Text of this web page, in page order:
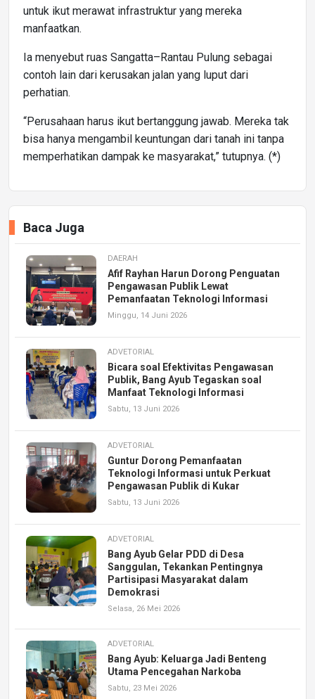
untuk ikut merawat infrastruktur yang mereka
manfaatkan.
Ia menyebut ruas Sangatta–Rantau Pulung sebagai
contoh lain dari kerusakan jalan yang luput dari
perhatian.
“Perusahaan harus ikut bertanggung jawab. Mereka tak
bisa hanya mengambil keuntungan dari tanah ini tanpa
memperhatikan dampak ke masyarakat,” tutupnya. (*)
Baca Juga
DAERAH
Afif Rayhan Harun Dorong Penguatan
Pengawasan Publik Lewat
Pemanfaatan Teknologi Informasi
Minggu, 14 Juni 2026
ADVETORIAL
Bicara soal Efektivitas Pengawasan
Publik, Bang Ayub Tegaskan soal
Manfaat Teknologi Informasi
Sabtu, 13 Juni 2026
ADVETORIAL
Guntur Dorong Pemanfaatan
Teknologi Informasi untuk Perkuat
Pengawasan Publik di Kukar
Sabtu, 13 Juni 2026
ADVETORIAL
Bang Ayub Gelar PDD di Desa
Sanggulan, Tekankan Pentingnya
Partisipasi Masyarakat dalam
Demokrasi
Selasa, 26 Mei 2026
ADVETORIAL
Bang Ayub: Keluarga Jadi Benteng
Utama Pencegahan Narkoba
Sabtu, 23 Mei 2026